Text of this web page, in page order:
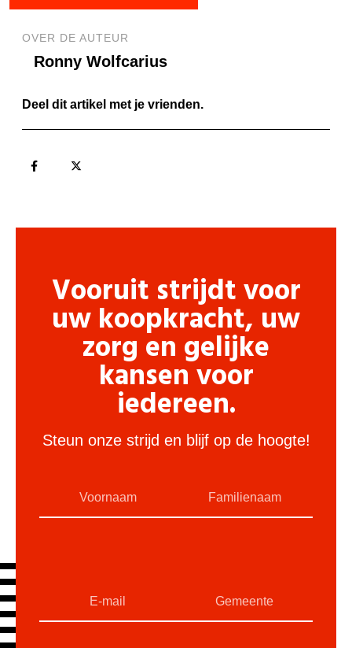
OVER DE AUTEUR
Ronny Wolfcarius
Deel dit artikel met je vrienden.
Vooruit strijdt voor
uw koopkracht, uw
zorg en gelijke
kansen voor
iedereen.
Steun onze strijd en blijf op de hoogte!